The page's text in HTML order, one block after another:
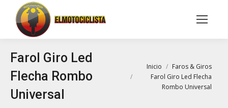
Buscar:
Farol Giro Led
Flecha Rombo
Universal
Estás aquí:
Inicio
Faros & Giros
Farol Giro Led Flecha
Rombo Universal